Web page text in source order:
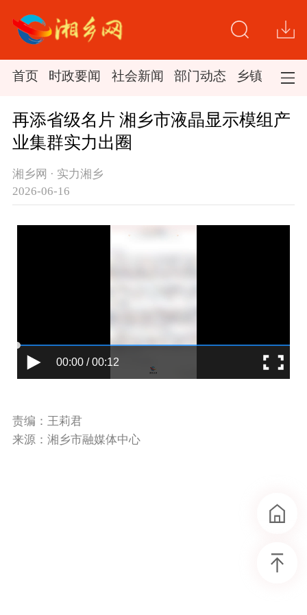
首页 时政要闻 社会新闻 部门动态 乡镇新闻
再添省级名片 湘乡市液晶显示模组产
业集群实力出圈
湘乡网 · 实力湘乡
2026-06-16
00:00 / 00:12
责编：王莉君
来源：湘乡市融媒体中心